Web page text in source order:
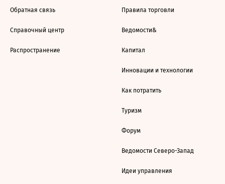
Обратная связь
Справочный центр
Распространение
Правила торговли
Ведомости&
Капитал
Инновации и технологии
Как потратить
Туризм
Форум
Ведомости Северо-Запад
Идеи управления